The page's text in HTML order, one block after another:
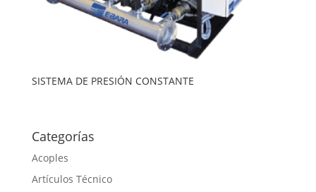
SISTEMA DE PRESIÓN CONSTANTE
Categorías
Acoples
Artículos Técnico